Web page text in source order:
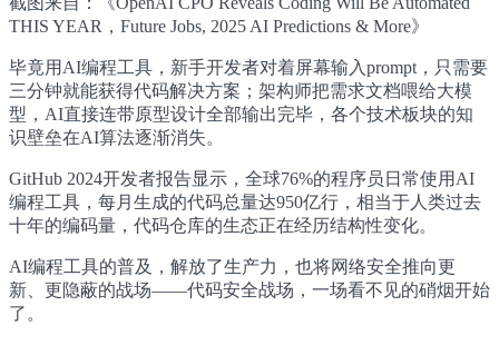
THIS YEAR，Future Jobs, 2025 AI Predictions & More》
毕竟用AI编程工具，新手开发者对着屏幕输入prompt，只需要
三分钟就能获得代码解决方案；架构师把需求文档喂给大模
型，AI直接连带原型设计全部输出完毕，各个技术板块的知
识壁垒在AI算法逐渐消失。
GitHub 2024开发者报告显示，全球76%的程序员日常使用AI
编程工具，每月生成的代码总量达950亿行，相当于人类过去
十年的编码量，代码仓库的生态正在经历结构性变化。
AI编程工具的普及，解放了生产力，也将网络安全推向更
新、更隐蔽的战场——代码安全战场，一场看不见的硝烟开始
了。